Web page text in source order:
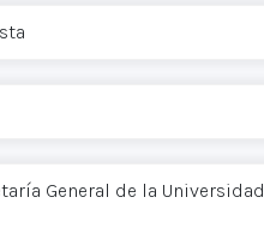
General de la Universidad